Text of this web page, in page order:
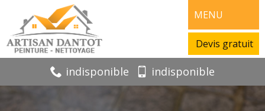
MENU
Devis gratuit
indisponible indisponible